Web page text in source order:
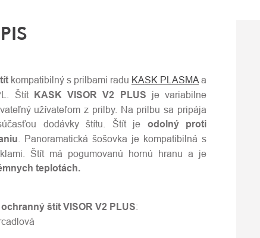
kompatibilný s prilbami radu KASK PLASMA a
Štít KASK VISOR V2 PLUS je variabilne
užívateľom z prilby. Na prilbu sa pripája
dodávky štítu. Štít je odolný proti
. Panoramatická šošovka je kompatibilná s
Štít má pogumovanú hornú hranu a je
teplotách.
štít VISOR V2 PLUS: